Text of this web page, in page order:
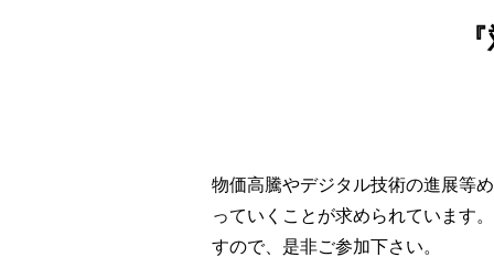
物価高騰やデジタル技術の進展等
っていくことが求められています
すので、是非ご参加下さい。